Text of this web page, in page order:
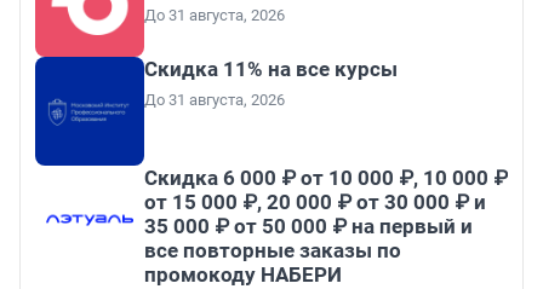
До 31 августа, 2026
Скидка 11% на все курсы
До 31 августа, 2026
Скидка 6 000 ₽ от 10 000 ₽, 10 000 ₽
от 15 000 ₽, 20 000 ₽ от 30 000 ₽ и
35 000 ₽ от 50 000 ₽ на первый и
все повторные заказы по
промокоду НАБЕРИ